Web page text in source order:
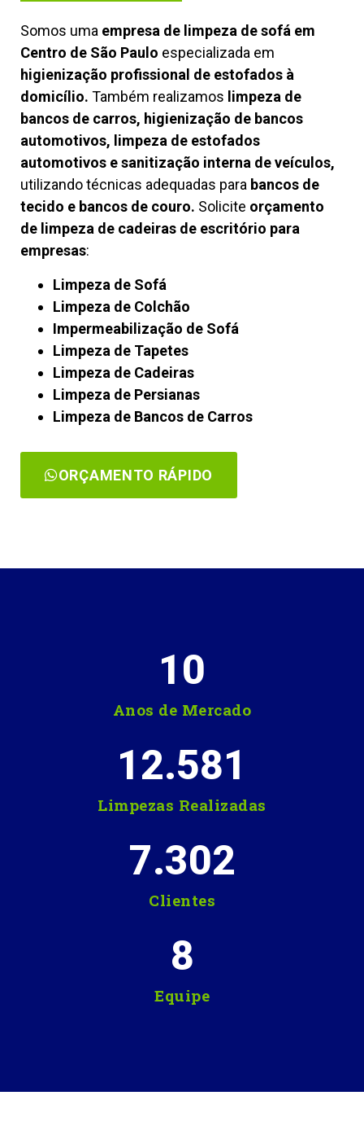
Somos uma empresa de limpeza de sofá em
Centro de São Paulo especializada em
higienização profissional de estofados à
domicílio. Também realizamos limpeza de
bancos de carros, higienização de bancos
automotivos, limpeza de estofados
automotivos e sanitização interna de veículos,
utilizando técnicas adequadas para bancos de
tecido e bancos de couro. Solicite orçamento
de limpeza de cadeiras de escritório para
empresas:
Limpeza de Sofá
Limpeza de Colchão
Impermeabilização de Sofá
Limpeza de Tapetes
Limpeza de Cadeiras
Limpeza de Persianas
Limpeza de Bancos de Carros
ORÇAMENTO RÁPIDO
Anos de Mercado
10
Limpezas Realizadas
12.581
Clientes
7.302
Equipe
8